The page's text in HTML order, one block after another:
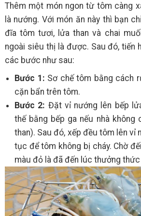
Thêm một món ngon từ tôm càng
là nướng. Với món ăn này thì bạn
đĩa tôm tươi, lửa than và chai
ngoài siêu thị là được. Sau đó, tiến
các bước như sau:
Bước 1: Sơ chế tôm bằng cách
cặn bẩn trên tôm.
Bước 2: Đặt vỉ nướng lên bếp
thế bằng bếp ga nếu nhà không
than). Sau đó, xếp đều tôm lên vỉ
tục để tôm không bị cháy. Chờ
màu đỏ là đã đến lúc thưởng thức